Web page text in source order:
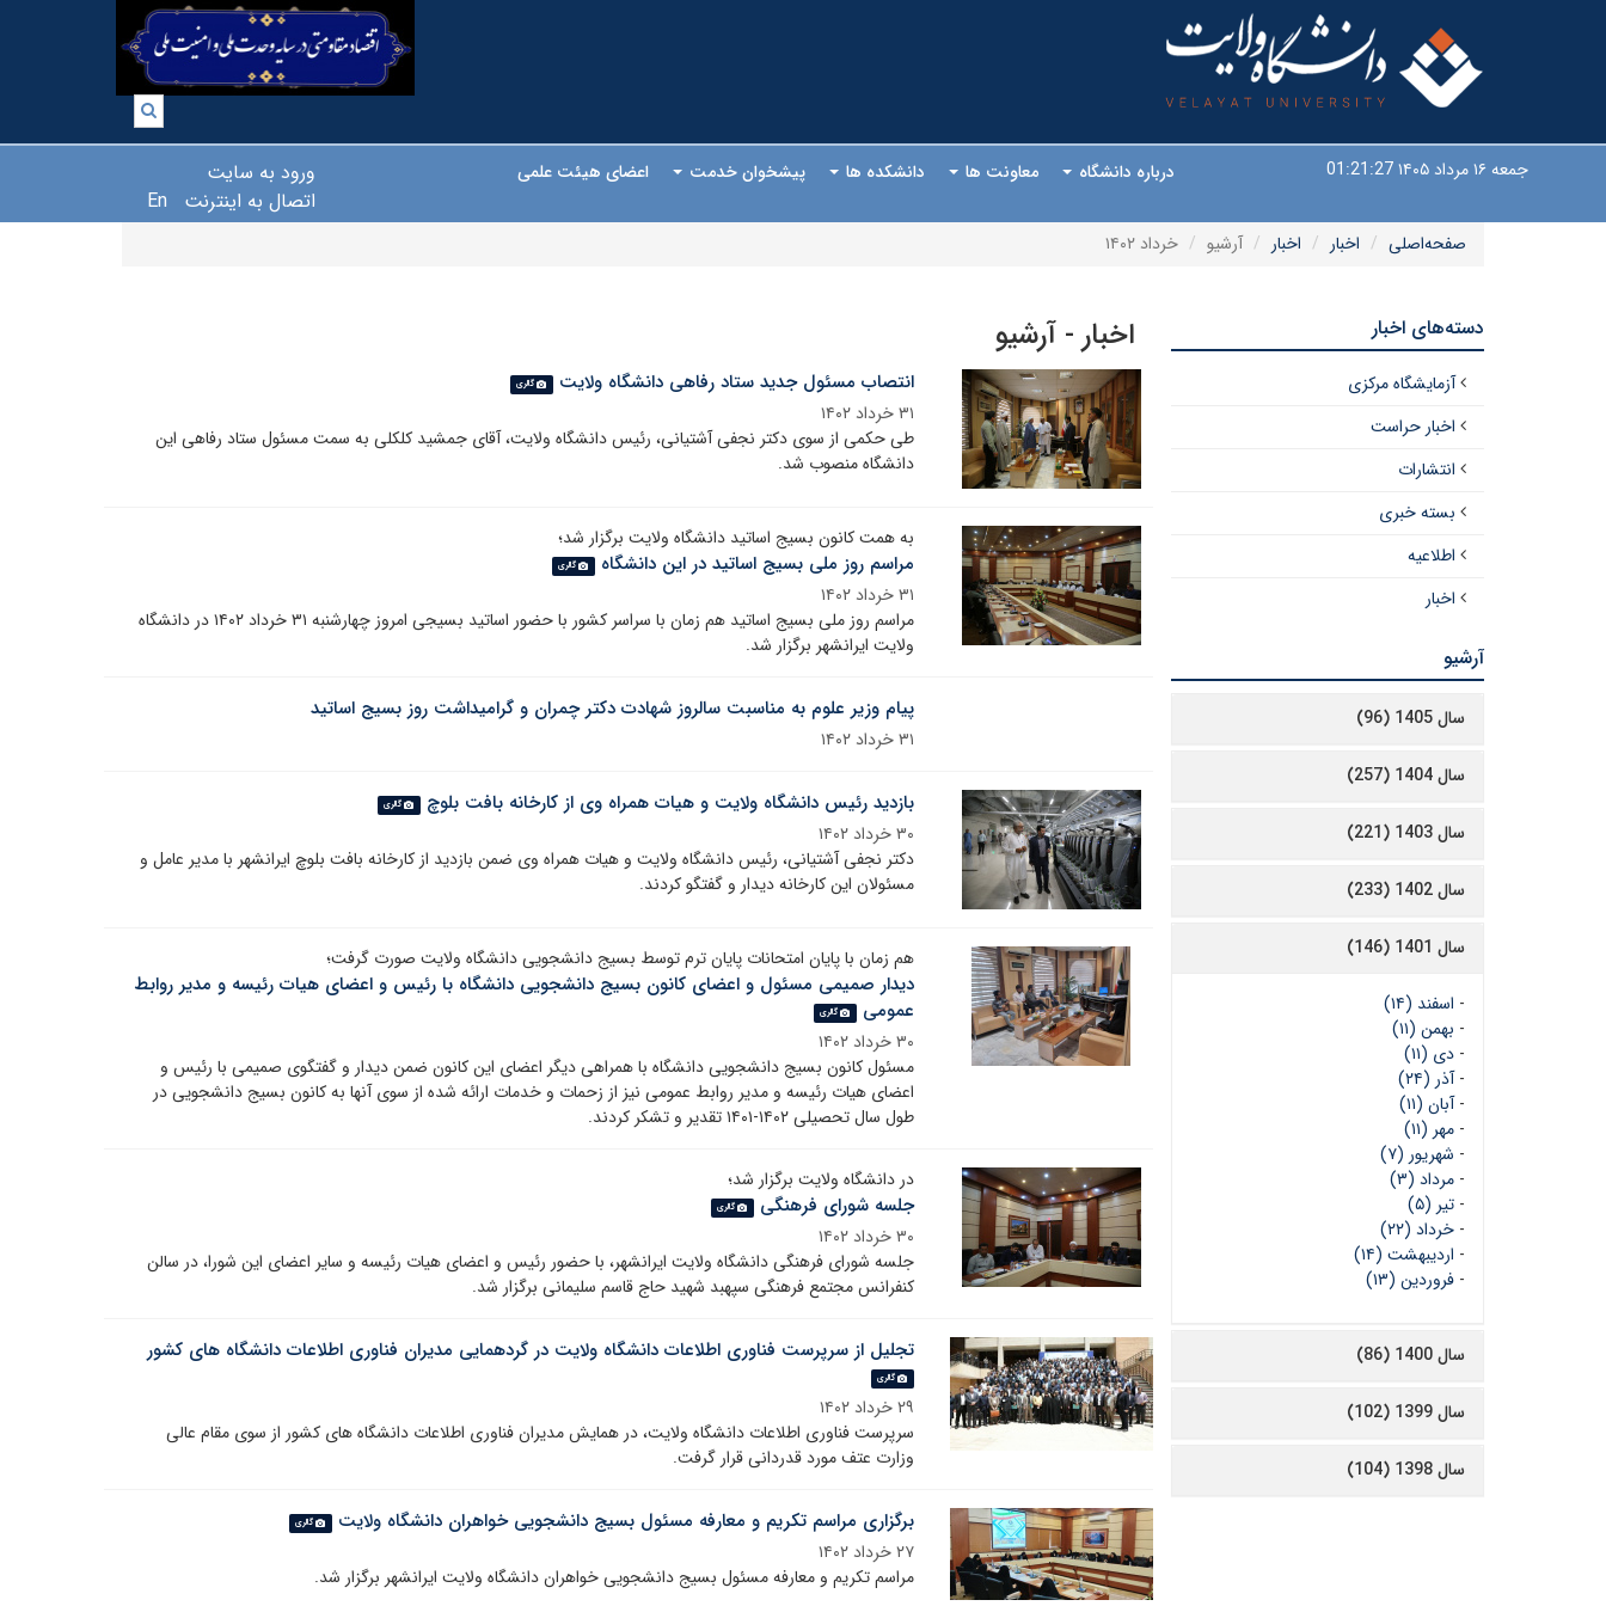
جمعه ۱۶ مرداد ۱۴۰۵ 01:21:27
ورود به سایت
اتصال به اینترنت
En
درباره دانشگاه معاونت ها دانشکده ها پیشخوان خدمت اعضای هیئت علمی
صفحه‌اصلی اخبار اخبار آرشیو خرداد ۱۴۰۲
اخبار - آرشیو
انتصاب مسئول جدید ستاد رفاهی دانشگاه ولایت گالری
۳۱ خرداد ۱۴۰۲
طی حکمی از سوی دکتر نجفی آشتیانی، رئیس دانشگاه ولایت، آقای جمشید کلکلی به سمت مسئول ستاد رفاهی این
دانشگاه منصوب شد.
به همت کانون بسیج اساتید دانشگاه ولایت برگزار شد؛
مراسم روز ملی بسیج اساتید در این دانشگاه گالری
۳۱ خرداد ۱۴۰۲
مراسم روز ملی بسیج اساتید هم زمان با سراسر کشور با حضور اساتید بسیجی امروز چهارشنبه ۳۱ خرداد ۱۴۰۲ در دانشگاه
ولایت ایرانشهر برگزار شد.
پیام وزیر علوم به مناسبت سالروز شهادت دکتر چمران و گرامیداشت روز بسیج اساتید
۳۱ خرداد ۱۴۰۲
بازدید رئیس دانشگاه ولایت و هیات همراه وی از کارخانه بافت بلوچ گالری
۳۰ خرداد ۱۴۰۲
دکتر نجفی آشتیانی، رئیس دانشگاه ولایت و هیات همراه وی ضمن بازدید از کارخانه بافت بلوچ ایرانشهر با مدیر عامل و
مسئولان این کارخانه دیدار و گفتگو کردند.
هم زمان با پایان امتحانات پایان ترم توسط بسیج دانشجویی دانشگاه ولایت صورت گرفت؛
دیدار صمیمی مسئول ‌و اعضای کانون بسیج دانشجویی دانشگاه با رئیس و اعضای هیات رئیسه و مدیر روابط
عمومی
گالری
۳۰ خرداد ۱۴۰۲
مسئول کانون بسیج دانشجویی دانشگاه با همراهی دیگر اعضای این کانون ضمن دیدار و گفتگوی صمیمی با رئیس و
اعضای هیات رئیسه و مدیر روابط عمومی نیز از زحمات و خدمات ارائه شده از سوی آنها به کانون بسیج دانشجویی در
طول سال تحصیلی ۱۴۰۲-۱۴۰۱ تقدیر و تشکر کردند.
در دانشگاه ولایت برگزار شد؛
جلسه شورای فرهنگی گالری
۳۰ خرداد ۱۴۰۲
جلسه شورای فرهنگی دانشگاه ولایت ایرانشهر، با حضور رئیس و اعضای هیات رئیسه و سایر اعضای این شورا، در سالن
کنفرانس مجتمع فرهنگی سپهبد شهید حاج قاسم سلیمانی برگزار شد.
تجلیل از سرپرست فناوری اطلاعات دانشگاه ولایت در گردهمایی مدیران فناوری اطلاعات دانشگاه های کشور
گالری
۲۹ خرداد ۱۴۰۲
سرپرست فناوری اطلاعات دانشگاه ولایت، در همایش مدیران فناوری اطلاعات دانشگاه های کشور از سوی مقام عالی
وزارت عتف مورد قدردانی قرار گرفت.
برگزاری مراسم تکریم و معارفه مسئول بسیج دانشجویی خواهران دانشگاه ولایت گالری
۲۷ خرداد ۱۴۰۲
مراسم تکریم و معارفه مسئول بسیج دانشجویی خواهران دانشگاه ولایت ایرانشهر برگزار شد.
دسته‌های اخبار
آزمایشگاه مرکزی
اخبار حراست
انتشارات
بسته خبری
اطلاعیه
اخبار
آرشیو
سال 1405 (96)
سال 1404 (257)
سال 1403 (221)
سال 1402 (233)
سال 1401 (146)
- اسفند (۱۴)
- بهمن (۱۱)
- دی (۱۱)
-آذر (۲۴)
-آبان (۱۱)
- مهر (۱۱)
- شهریور (۷)
- مرداد (۳)
- تیر (۵)
- خرداد (۲۲)
- اردیبهشت (۱۴)
- فروردین (۱۳)
سال 1400 (86)
سال 1399 (102)
سال 1398 (104)